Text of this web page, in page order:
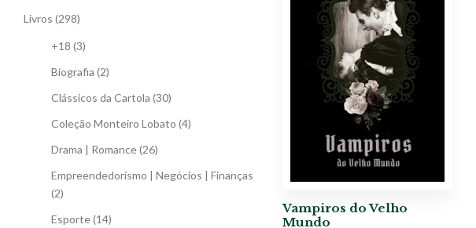
Livros (298)
+18 (3)
Biografia (2)
Clássicos da Cartola (30)
Coleção Monteiro Lobato (4)
Drama | Romance(26)
Empreendedorismo | Negócios | Finanças
(2)
Esporte(14)
Vampiros do Velho
Mundo